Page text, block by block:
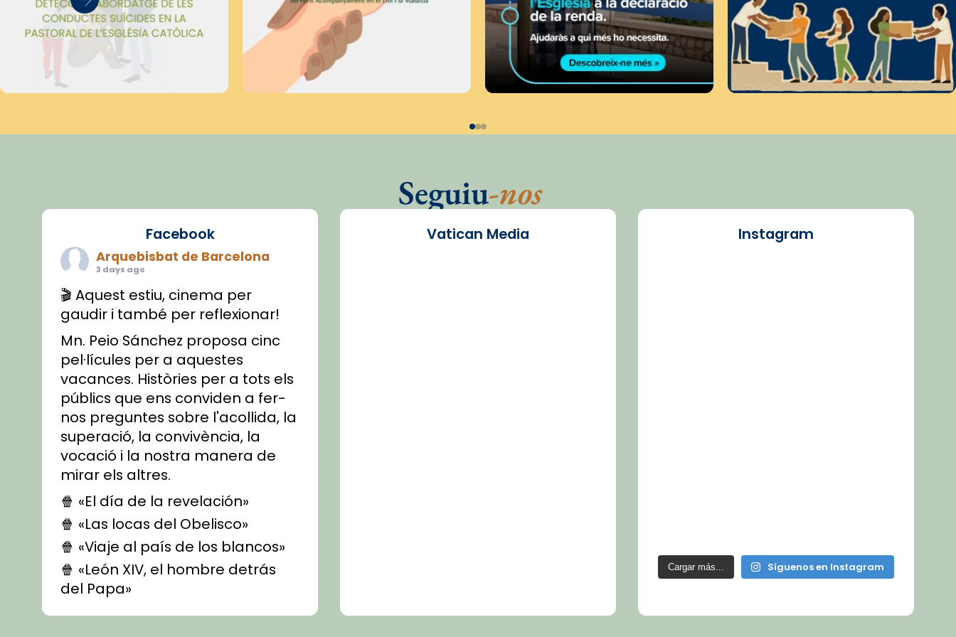
Seguiu-nos
Facebook
Arquebisbat de Barcelona
3 days ago
🎬 Aquest estiu, cinema per
gaudir i també per reflexionar!
Mn. Peio Sánchez proposa cinc
pel·lícules per a aquestes
vacances. Històries per a tots els
públics que ens conviden a fer-
nos preguntes sobre l'acollida, la
superació, la convivència, la
vocació i la nostra manera de
mirar els altres.
🍿 «El día de la revelación»
🍿 «Las locas del Obelisco»
🍿 «Viaje al país de los blancos»
🍿 «León XIV, el hombre detrás
del Papa»
🍿 «Las ovejas detectives»
Vatican Media Instagram
Cargar más... Síguenos en Instagram